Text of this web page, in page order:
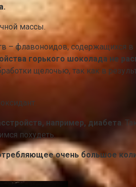
массы.
– флавоноидов, содержащихся в
горького шоколада не
щелочью, так как в
например, диабета.
похудеть.
очень большое